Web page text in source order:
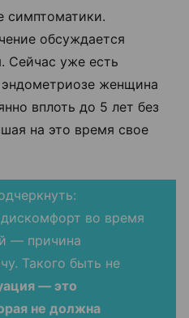
симптоматики.
обсуждается
Сейчас уже есть
женщина
вплоть до 5 лет без
на это время свое
во время
— причина
Такого быть не
— это
не должна